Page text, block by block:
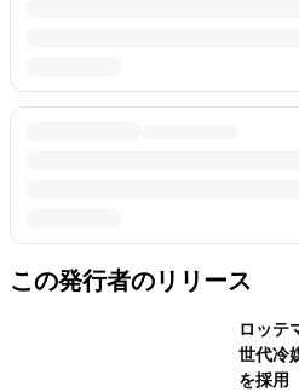
この発行者のリリース
ロッテ
世代冷
を採用